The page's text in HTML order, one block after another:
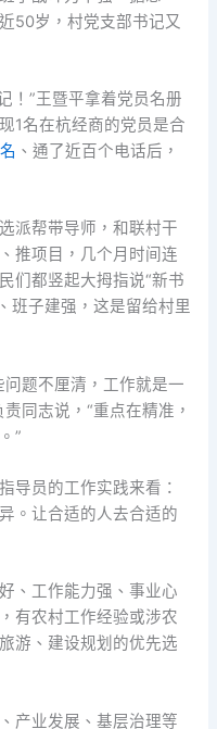
50岁，村党支部书记又
！”王暨平拿着党员名册
1名在杭经商的党员是合
、通了近百个电话后，
派帮带导师，和联村干
推项目，几个月时间连
们都竖起大拇指说“新书
班子建强，这是留给村里
题不厘清，工作就是一
同志说，“重点在精准，
”
导员的工作实践来看：
。让合适的人去合适的
、工作能力强、事业心
有农村工作经验或涉农
游、建设规划的优先选
产业发展、基层治理等